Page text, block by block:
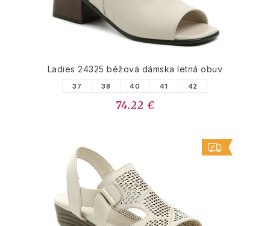
Ladies 24325 béžová dámska letná obuv
37 38 40 41 42
74.22 €